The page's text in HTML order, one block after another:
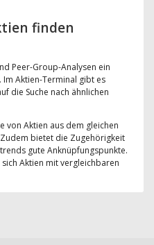
finden
Peer-Group-Analysen ein
Aktien-Terminal gibt es
die Suche nach ähnlichen
von Aktien aus dem gleichen
bietet die Zugehörigkeit
gute Anknüpfungspunkte.
Aktien mit vergleichbaren